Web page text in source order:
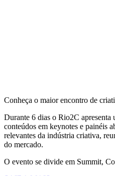
​Conheça o maior encontro de
Durante 6 dias o Rio2C apresenta
conteúdos em keynotes e painéis
relevantes da indústria criativa,
do mercado.
O evento se divide em Summit,